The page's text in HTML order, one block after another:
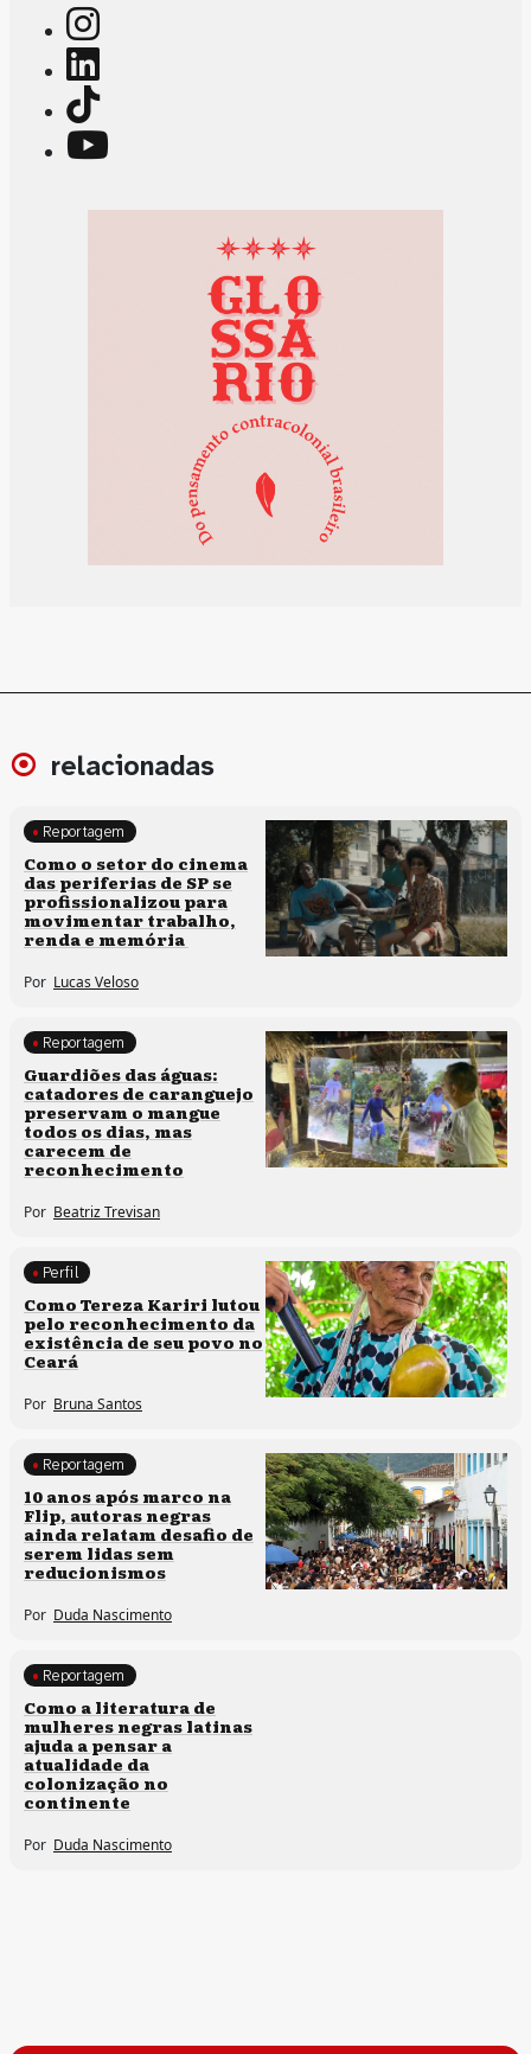
relacionadas
Políticas culturais
Reportagem
Como o setor do cinema
das periferias de SP se
profissionalizou para
movimentar trabalho,
renda e memória
Por Lucas Veloso
Clima e cultura
Reportagem
Guardiões das águas:
catadores de caranguejo
preservam o mangue
todos os dias, mas
carecem de
reconhecimento
Por Beatriz Trevisan
Comunidades tradicionais
Perfil
Como Tereza Kariri lutou
pelo reconhecimento da
existência de seu povo no
Ceará
Por Bruna Santos
Processos artísticos
Reportagem
10 anos após marco na
Flip, autoras negras
ainda relatam desafio de
serem lidas sem
reducionismos
Por Duda Nascimento
Direitos humanos
Reportagem
Como a literatura de
mulheres negras latinas
ajuda a pensar a
atualidade da
colonização no
continente
Por Duda Nascimento